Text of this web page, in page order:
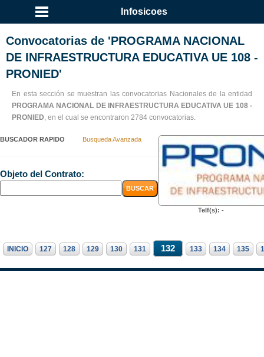
Infosicoes
Convocatorias de 'PROGRAMA NACIONAL
DE INFRAESTRUCTURA EDUCATIVA UE 108 -
PRONIED'
En esta sección se muestran las convocatorias Nacionales de la entidad
PROGRAMA NACIONAL DE INFRAESTRUCTURA EDUCATIVA UE 108 -
PRONIED, en el cual se encontraron 2784 convocatorias.
BUSCADOR RAPIDO Busqueda Avanzada
Objeto del Contrato:
Telf(s): -
INICIO 127 128 129 130 131 132 133 134 135